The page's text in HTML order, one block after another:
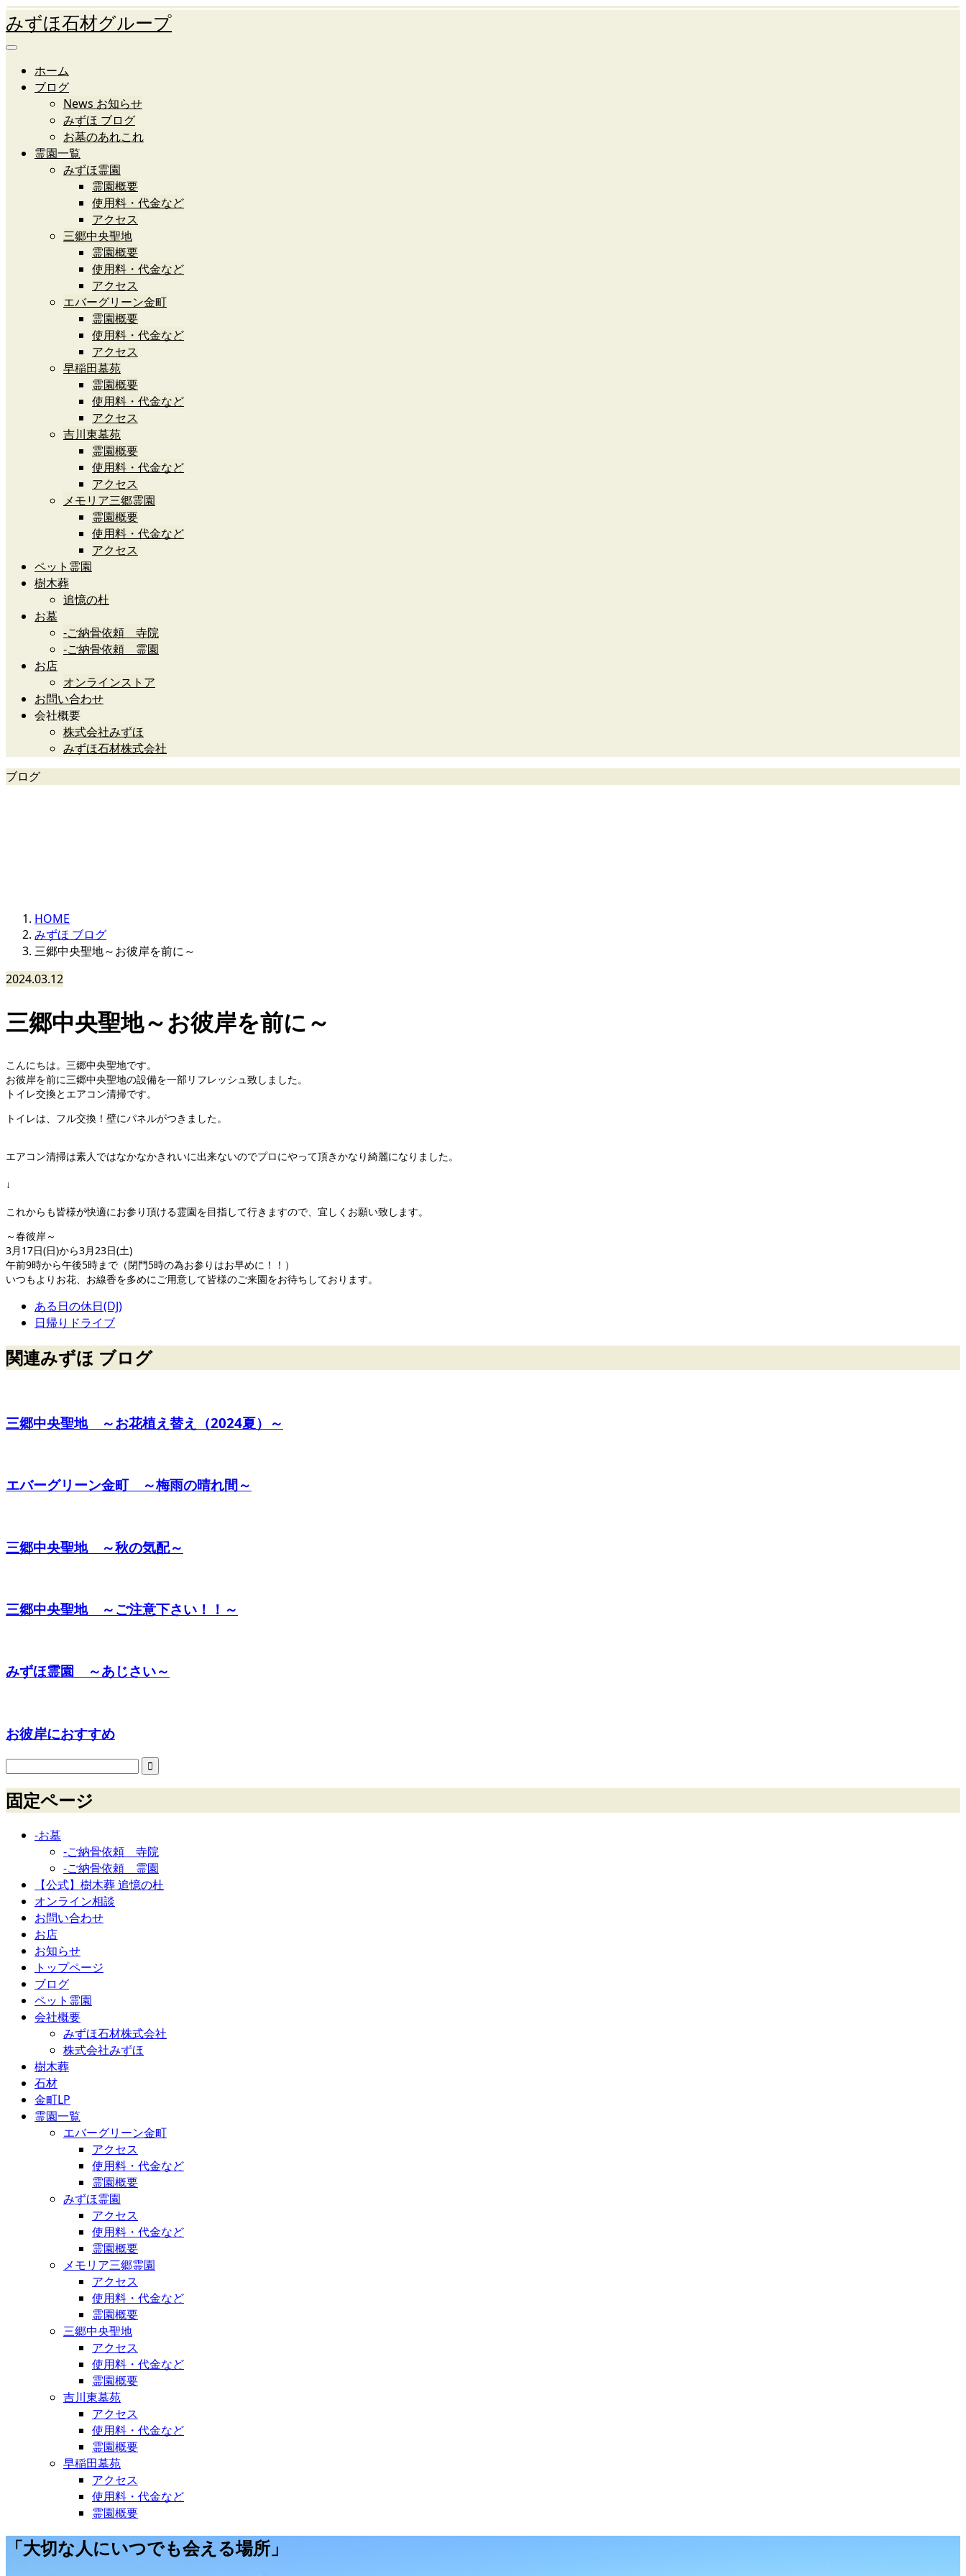
みずほ石材グループ
ホーム
ブログ
News お知らせ
みずほ ブログ
お墓のあれこれ
霊園一覧
みずほ霊園
霊園概要
使用料・代金など
アクセス
三郷中央聖地
霊園概要
使用料・代金など
アクセス
エバーグリーン金町
霊園概要
使用料・代金など
アクセス
早稲田墓苑
霊園概要
使用料・代金など
アクセス
吉川東墓苑
霊園概要
使用料・代金など
アクセス
メモリア三郷霊園
霊園概要
使用料・代金など
アクセス
ペット霊園
樹木葬
追憶の杜
お墓
-ご納骨依頼 寺院
-ご納骨依頼 霊園
お店
オンラインストア
お問い合わせ
会社概要
株式会社みずほ
みずほ石材株式会社
ブログ
HOME
みずほ ブログ
三郷中央聖地～お彼岸を前に～
2024.03.12
三郷中央聖地～お彼岸を前に～
こんにちは。三郷中央聖地です。
お彼岸を前に三郷中央聖地の設備を一部リフレッシュ致しました。
トイレ交換とエアコン清掃です。
トイレは、フル交換！壁にパネルがつきました。
エアコン清掃は素人ではなかなかきれいに出来ないのでプロにやって頂きかなり綺麗になりました。
↓
これからも皆様が快適にお参り頂ける霊園を目指して行きますので、宜しくお願い致します。
～春彼岸～
3月17日(日)から3月23日(土)
午前9時から午後5時まで（閉門5時の為お参りはお早めに！！）
いつもよりお花、お線香を多めにご用意して皆様のご来園をお待ちしております。
ある日の休日(DJ)
日帰りドライブ
関連みずほ ブログ
三郷中央聖地 ～お花植え替え（2024夏）～
エバーグリーン金町 ～梅雨の晴れ間～
三郷中央聖地 ～秋の気配～
三郷中央聖地 ～ご注意下さい！！～
みずほ霊園 ～あじさい～
お彼岸におすすめ
固定ページ
-お墓
-ご納骨依頼 寺院
-ご納骨依頼 霊園
【公式】樹木葬 追憶の杜
オンライン相談
お問い合わせ
お店
お知らせ
トップページ
ブログ
ペット霊園
会社概要
みずほ石材株式会社
株式会社みずほ
樹木葬
石材
金町LP
霊園一覧
エバーグリーン金町
アクセス
使用料・代金など
霊園概要
みずほ霊園
アクセス
使用料・代金など
霊園概要
メモリア三郷霊園
アクセス
使用料・代金など
霊園概要
三郷中央聖地
アクセス
使用料・代金など
霊園概要
吉川東墓苑
アクセス
使用料・代金など
霊園概要
早稲田墓苑
アクセス
使用料・代金など
霊園概要
「大切な人にいつでも会える場所」